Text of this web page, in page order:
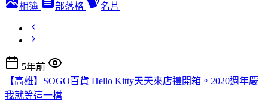
相簿 部落格 名片
5年前
【高雄】SOGO百貨 Hello Kitty天天來店禮開箱。2020週年慶
我就等這一檔